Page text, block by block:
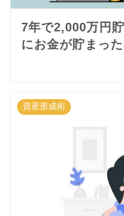
7年で2,000万円
にお金が貯まった
資産形成術